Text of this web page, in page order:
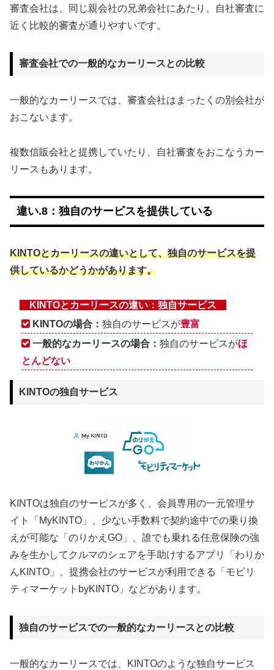
審査会社は、同じ親会社の兄弟会社にあたり、自社審査に
近く比較的審査が通りやすいです。
審査会社での一般的なカーリースとの比較
一般的なカーリースでは、審査会社はまったくの別会社が
おこないます。
複数信販会社と提携していたり、自社審査をおこなうカー
リースもあります。
違い.8：独自のサービスを提供している
KINTOとカーリースの違いとして、独自のサービスを提
供しているかどうかがあります。
KINTOとカーリースの違い：独自サービス
KINTOの場合：独自のサービスが豊富
一般的なカーリースの場合：独自のサービスがほ
とんどない
KINTOの独自サービス
KINTOは独自のサービスが多く、会員専用の一元管理サ
イト「MyKINTO」、少ない手数料で契約途中での乗り換
えが可能な「のりかえGO」、誰でも乗れる任意保険の強
みを生かしてクルマのシェアを手助けするアプリ「わりか
んKINTO」、提携会社のサービスが利用できる「モビリ
ティマーケットbyKINTO」などがあります。
独自のサービスでの一般的なカーリースとの比較
一般的なカーリースでは、KINTOのような独自サービス